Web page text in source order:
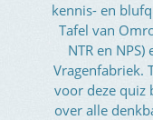
kennis- en
Tafel van
NTR en
Vragenfabriek.
voor deze quiz
over alle